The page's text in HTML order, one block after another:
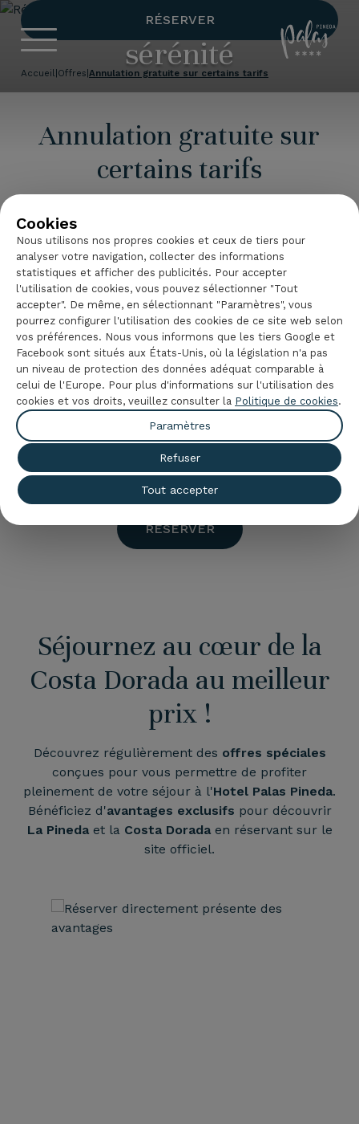
Hotel Palas
Réservez en toute
sérénité
RÉSERVER
Accueil Offres Annulation gratuite sur certains tarifs
Annulation gratuite sur
certains tarifs
planifiiez votre séjour en toute sérénité. C'est
pourquoi nous proposons des tarifs avec
annulation gratuite
, vous offrant ainsi une plus
grande flexibilité pour réserver selon vos besoins.
Vérifiez toujours les conditions spécifiques de la
chambre et le tarif choisi avant de confirmer votre
réservation et trouvez l'option qui convient le
mieux à votre voyage.
Un avantage conçu pour vous aider à planifier vos
vacances à La Pinedaavec plus de confort et de
sécurité.
RÉSERVER
Séjournez au cœur de la
Costa Dorada au meilleur
prix !
Découvrez régulièrement des offres spéciales
conçues pour vous permettre de profiter
pleinement de votre séjour à l'Hotel Palas Pineda.
Bénéficiez d'avantages exclusifs pour découvrir
La Pinedaet la Costa Dorada en réservant sur le
site officiel.
Cookies
Nous utilisons nos propres cookies et ceux de tiers pour
analyser votre navigation, collecter des informations
statistiques et afficher des publicités. Pour accepter
l'utilisation de cookies, vous pouvez sélectionner "Tout
accepter". De même, en sélectionnant "Paramètres", vous
pourrez configurer l'utilisation des cookies de ce site web selon
vos préférences. Nous vous informons que les tiers Google et
Facebook sont situés aux États-Unis, où la législation n'a pas
un niveau de protection des données adéquat comparable à
celui de l'Europe. Pour plus d'informations sur l'utilisation des
cookies et vos droits, veuillez consulter la Politique de cookies.
Paramètres
Refuser
Tout accepter